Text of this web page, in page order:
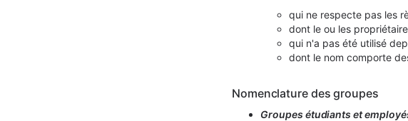
qui ne respecte pas les
dont le ou les
qui n'a pas été utilisé
dont le nom comporte
Nomenclature des groupes
Groupes étudiants et